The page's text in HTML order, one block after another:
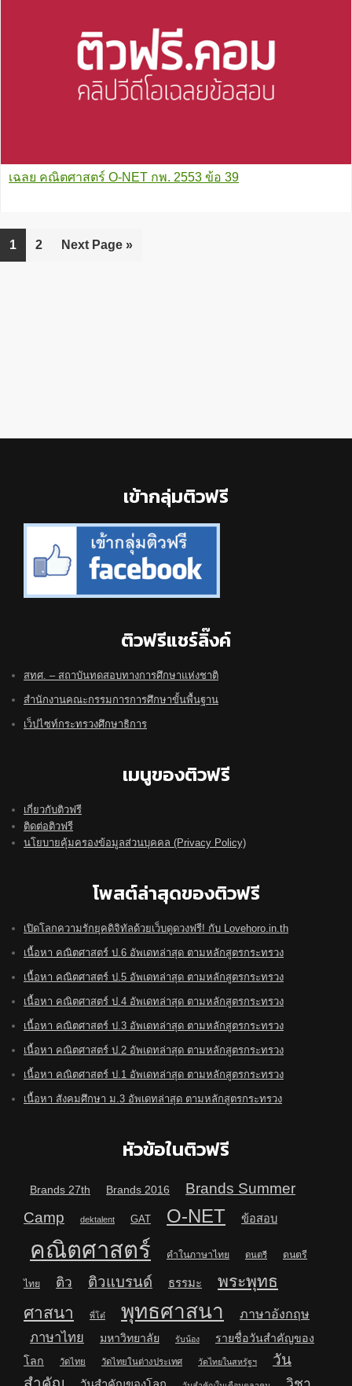
เฉลย คณิตศาสตร์ O-NET กพ. 2553 ข้อ 39
Go
to
1
Go
2
Go
Next Page »
เข้ากลุ่มติวฟรี
ติวฟรีแชร์ลิ๊งค์
สทศ. – สถาบันทดสอบทางการศึกษาแห่งชาติ
สำนักงานคณะกรรมการการศึกษาขั้นพื้นฐาน
เว็ปไซท์กระทรวงศึกษาธิการ
เมนูของติวฟรี
เกี่ยวกับติวฟรี
ติดต่อติวฟรี
นโยบายคุ้มครองข้อมูลส่วนบุคคล (Privacy Policy)
โพสต์ล่าสุดของติวฟรี
เปิดโลกความรักยุคดิจิทัลด้วยเว็บดูดวงฟรี! กับ Lovehoro.in.th
เนื้อหา คณิตศาสตร์ ป.6 อัพเดทล่าสุด ตามหลักสูตรกระทรวง
เนื้อหา คณิตศาสตร์ ป.5 อัพเดทล่าสุด ตามหลักสูตรกระทรวง
เนื้อหา คณิตศาสตร์ ป.4 อัพเดทล่าสุด ตามหลักสูตรกระทรวง
เนื้อหา คณิตศาสตร์ ป.3 อัพเดทล่าสุด ตามหลักสูตรกระทรวง
เนื้อหา คณิตศาสตร์ ป.2 อัพเดทล่าสุด ตามหลักสูตรกระทรวง
เนื้อหา คณิตศาสตร์ ป.1 อัพเดทล่าสุด ตามหลักสูตรกระทรวง
เนื้อหา สังคมศึกษา ม.3 อัพเดทล่าสุด ตามหลักสูตรกระทรวง
หัวข้อในติวฟรี
Brands 27th Brands 2016
Brands Summer
Camp
dektalent GAT O-NET ข้อสอบ
คณิตศาสตร์ คำในภาษาไทย ดนตรี ดนตรี
ไทย ติว ติวแบรนด์ ธรรมะ
พระพุทธ
ศาสนา
พี่โต๋ พุทธศาสนา ภาษาอังกฤษ
ภาษาไทย มหาวิทยาลัย รับน้อง
รายชื่อวันสำคัญของ
โลก
วัดไทย วัดไทยในต่างประเทศ วัดไทยในสหรัฐฯ
วัน